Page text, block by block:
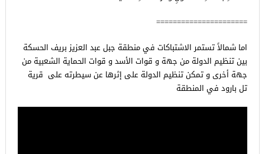
======================
اما شمالاً تستمر الاشتباكات في منطقة جبل عبد العزيز بريف الحسكة
بين تنظيم الدولة من جهة و قوات الأسد و قوات الحماية الشعبية من
جهة أخرى و تمكن تنظيم الدولة على إثرها عن سيطرته على قرية
تل بارود في المنطقة